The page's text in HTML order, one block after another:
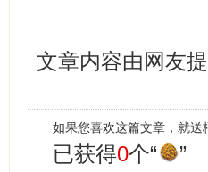
文章内容由网友
如果您喜欢这篇文章，就送
已获得0个“ ”